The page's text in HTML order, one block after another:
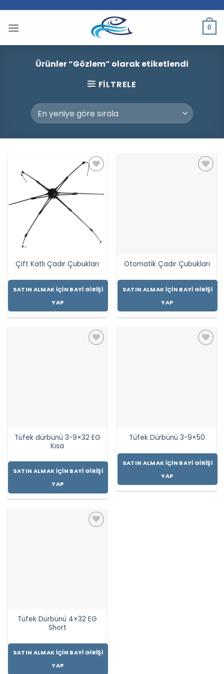
0
Ürünler “Gözlem” olarak etiketlendi
FILTRELE
Çift Katlı Çadır Çubukları
SATIN ALMAK İÇIN BAYI GIRIŞI
YAP
Otomatik Çadır Çubukları
SATIN ALMAK İÇIN BAYI GIRIŞI
YAP
Tüfek dürbünü 3-9×32 EG
Kısa
SATIN ALMAK İÇIN BAYI GIRIŞI
YAP
Tüfek Dürbünü 3-9×50
SATIN ALMAK İÇIN BAYI GIRIŞI
YAP
Tüfek Dürbünü 4×32 EG
Short
SATIN ALMAK İÇIN BAYI GIRIŞI
YAP